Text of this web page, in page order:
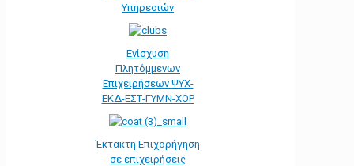
Υπηρεσιών
Ενίσχυση
Πλητόμμενων
Επιχειρήσεων ΨΥΧ-
ΕΚΔ-ΕΣΤ-ΓΥΜΝ-ΧΟΡ
Έκτακτη Επιχορήγηση
σε επιχειρήσεις